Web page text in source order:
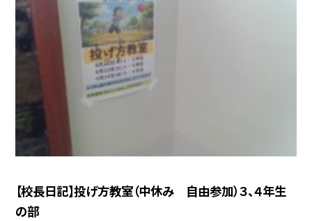
【校長日記】投げ方教室（中休み 自由参加）３、４年生
の部